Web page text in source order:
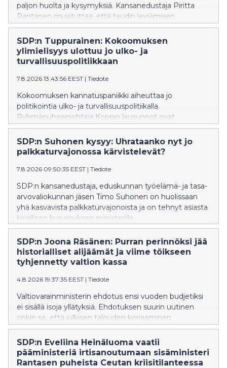
paljon huolta ja kysymyksiä. Kansanedustaja Piritta
Rantanen muistuttaa, että taudin leviämisen
estäminen onnistuu vain, jos ihmisillä on käytössään
oikeaa ja ajantasaista tietoa sekä selkeät
toimintaohjeet.
SDP:n Tuppurainen: Kokoomuksen
ylimielisyys ulottuu jo ulko- ja
turvallisuuspolitiikkaan
7.8.2026 13:43:56 EEST | Tiedote
Kokoomuksen kannatuspaniikki aiheuttaa jo
politikointia ulko- ja turvallisuuspolitiikalla.
Ryhmäpuheenjohtaja Kopran lausunnot ovat
oppikirjaesimerkki siitä, miten kokoomuksen
ulkopoliittinen värisuora aiheuttaa vauhtisokeutta, joka
heikentää Suomen turvallisuutta, SDP:n Tuppurainen
SDP:n Suhonen kysyy: Uhrataanko nyt jo
palkkaturvajonossa kärvistelevät?
7.8.2026 09:50:35 EEST | Tiedote
SDP:n kansanedustaja, eduskunnan työelämä- ja tasa-
arvovaliokunnan jäsen Timo Suhonen on huolissaan
yhä kasvavista palkkaturvajonoista ja on tehnyt asiasta
kirjallisen kysymyksen ministerille.
SDP:n Joona Räsänen: Purran perinnöksi jää
historialliset alijäämät ja viime töikseen
tyhjennetty valtion kassa
4.8.2026 19:37:35 EEST | Tiedote
Valtiovarainministerin ehdotus ensi vuoden budjetiksi
ei sisällä isoja yllätyksiä. Ehdotuksen suurin uutinen
onkin se, että julkisen talouden korjaaminen
työnnetään seuraavan hallituksen syliin, SDP:n Joona
Räsänen toteaa.
SDP:n Eveliina Heinäluoma vaatii
pääministeriä irtisanoutumaan sisäministeri
Rantasen puheista Ceutan kriisitilanteessa